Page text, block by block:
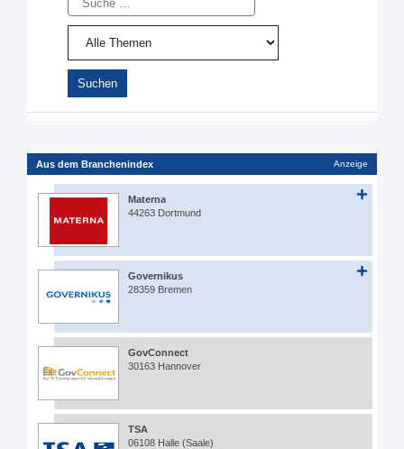
Aus dem Branchenindex Anzeige
Materna
44263 Dortmund
Governikus
28359 Bremen
GovConnect
30163 Hannover
TSA
06108 Halle (Saale)